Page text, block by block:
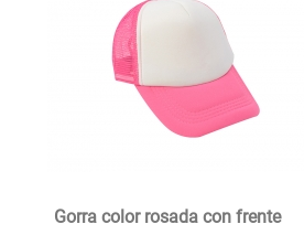
Gorra color rosada con frente